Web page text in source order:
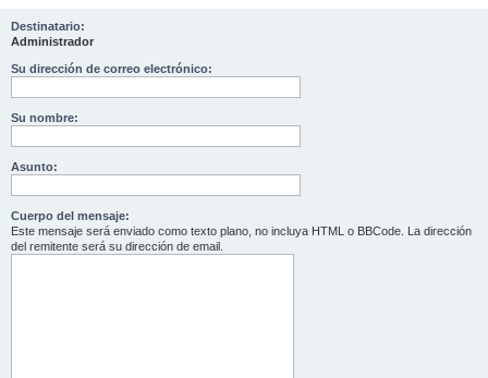
Destinatario:
Administrador
Su dirección de correo electrónico:
Su nombre:
Asunto:
Cuerpo del mensaje:
Este mensaje será enviado como texto plano, no incluya HTML o BBCode. La dirección
del remitente será su dirección de email.